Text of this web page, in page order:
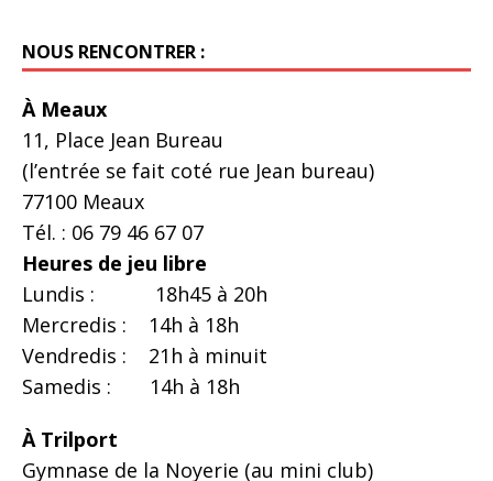
NOUS RENCONTRER :
À Meaux
11, Place Jean Bureau
(l’entrée se fait coté rue Jean bureau)
77100 Meaux
Tél. : 06 79 46 67 07
Heures de jeu libre
Lundis : 18h45 à 20h
Mercredis : 14h à 18h
Vendredis : 21h à minuit
Samedis : 14h à 18h
À Trilport
Gymnase de la Noyerie (au mini club)